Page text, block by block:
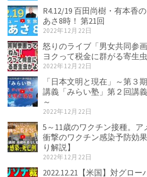
R4.12/19 百田尚樹・有本香
あさ8時！ 第21回
2022年12月22日
怒りのライブ「男女共同参
ヨクって税金に群がる寄生虫
2022年12月22日
「日本文明と現在」～第
講義「みらい塾」第２回講
～
2022年12月22日
5～11歳のワクチン接種。ア
衝撃のワクチン感染予防効
り解説】
2022年12月22日
2022.12.21【米国】対グロ